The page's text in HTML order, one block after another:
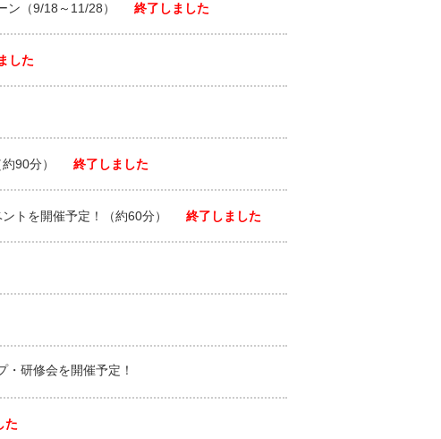
（9/18～11/28） 終了しました
した
90分） 終了しました
トを開催予定！（約60分） 終了しました
・研修会を開催予定！
た